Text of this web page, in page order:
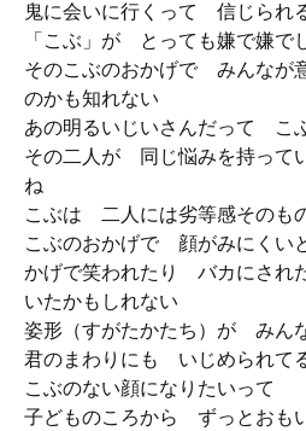
鬼に会いに行くって 信じられ
「こぶ」が とっても嫌で嫌で
そのこぶのおかげで みんなが
のかも知れない
あの明るいじいさんだって こ
その二人が 同じ悩みを持って
ね
こぶは 二人には劣等感そのも
こぶのおかげで 顔がみにくい
かげで笑われたり バカにされ
いたかもしれない
姿形（すがたかたち）が みん
君のまわりにも いじめられて
こぶのない顔になりたいって
子どものころから ずっとおも